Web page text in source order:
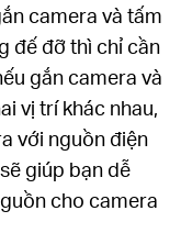
camera và tấm
đế đỡ thì chỉ cần
gắn camera và
vị trí khác nhau,
với nguồn điện
giúp bạn dễ
cho camera